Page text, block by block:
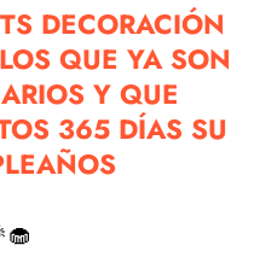
DECORACIÓN
QUE YA SON
Y QUE
365 DÍAS SU